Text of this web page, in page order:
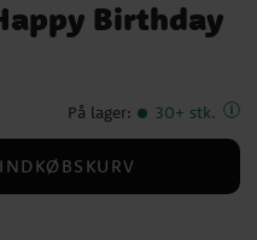
Birthday
På lager: 30+ stk.